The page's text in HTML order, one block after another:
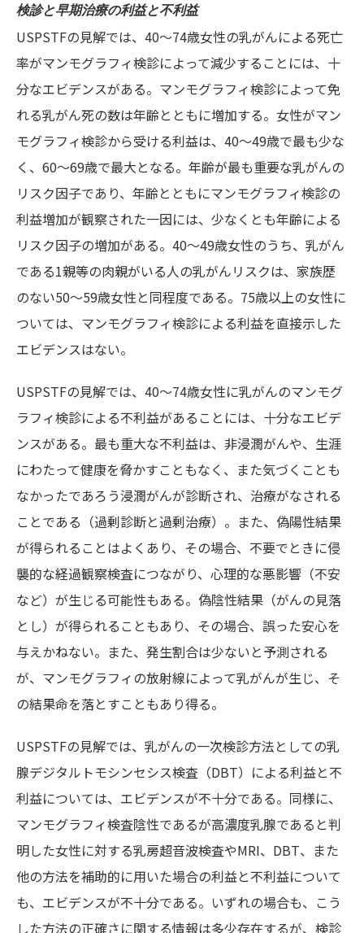
検診と早期治療の利益と不利益
USPSTFの見解では、40～74歳女性の乳がんによる死亡
率がマンモグラフィ検診によって減少することには、十
分なエビデンスがある。マンモグラフィ検診によって免
れる乳がん死の数は年齢とともに増加する。女性がマン
モグラフィ検診から受ける利益は、40～49歳で最も少な
く、60～69歳で最大となる。年齢が最も重要な乳がんの
リスク因子であり、年齢とともにマンモグラフィ検診の
利益増加が観察された一因には、少なくとも年齢による
リスク因子の増加がある。40～49歳女性のうち、乳がん
である1親等の肉親がいる人の乳がんリスクは、家族歴
のない50〜59歳女性と同程度である。75歳以上の女性に
ついては、マンモグラフィ検診による利益を直接示した
エビデンスはない。
USPSTFの見解では、40〜74歳女性に乳がんのマンモグ
ラフィ検診による不利益があることには、十分なエビデ
ンスがある。最も重大な不利益は、非浸潤がんや、生涯
にわたって健康を脅かすこともなく、また気づくことも
なかったであろう浸潤がんが診断され、治療がなされる
ことである（過剰診断と過剰治療）。また、偽陽性結果
が得られることはよくあり、その場合、不要でときに侵
襲的な経過観察検査につながり、心理的な悪影響（不安
など）が生じる可能性もある。偽陰性結果（がんの見落
とし）が得られることもあり、その場合、誤った安心を
与えかねない。また、発生割合は少ないと予測される
が、マンモグラフィの放射線によって乳がんが生じ、そ
の結果命を落とすこともあり得る。
USPSTFの見解では、乳がんの一次検診方法としての乳
腺デジタルトモシンセシス検査（DBT）による利益と不
利益については、エビデンスが不十分である。同様に、
マンモグラフィ検査陰性であるが高濃度乳腺であると判
明した女性に対する乳房超音波検査やMRI、DBT、また
他の方法を補助的に用いた場合の利益と不利益について
も、エビデンスが不十分である。いずれの場合も、こう
した方法の正確さに関する情報は多少存在するが、検診